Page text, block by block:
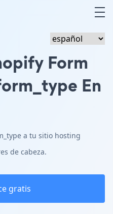
Form
En
a tu sitio hosting
de cabeza.
gratis